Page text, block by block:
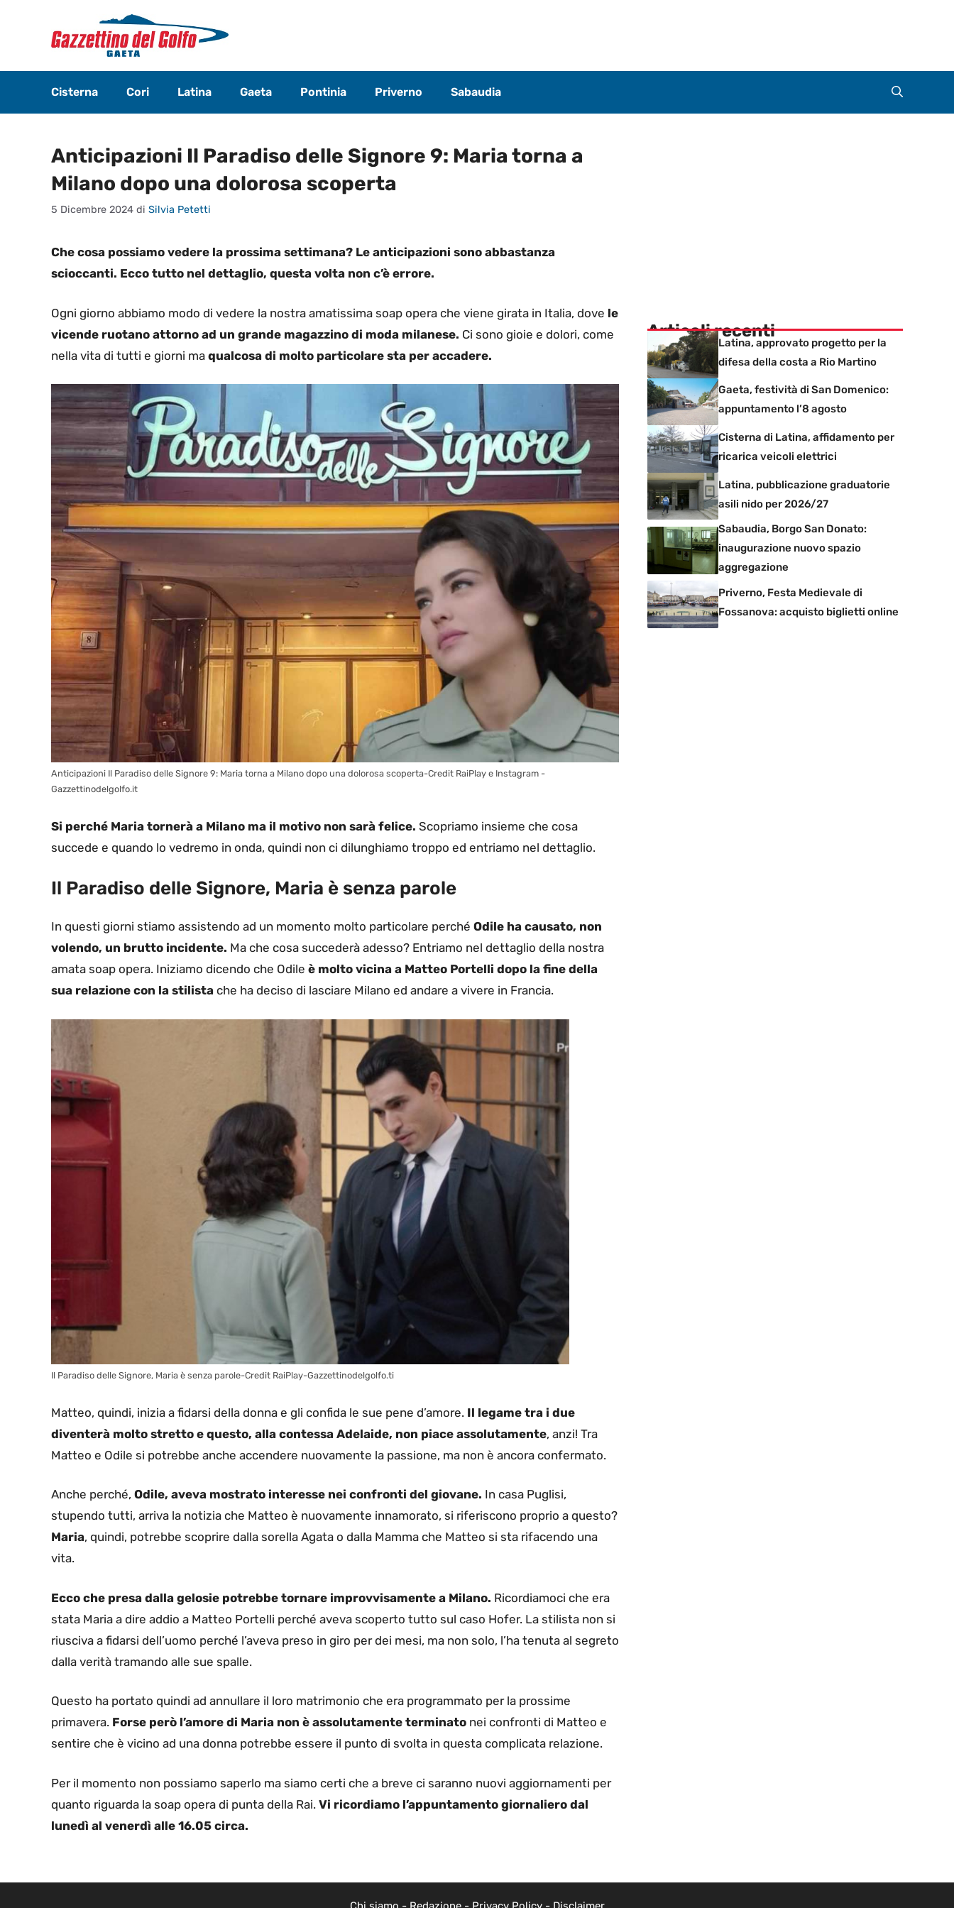
contenuto
Cisterna Cori Latina Gaeta Pontinia Priverno Sabaudia
Anticipazioni Il Paradiso delle Signore 9: Maria torna a
Milano dopo una dolorosa scoperta
5 Dicembre 2024 di Silvia Petetti
Che cosa possiamo vedere la prossima settimana? Le anticipazioni sono abbastanza
scioccanti. Ecco tutto nel dettaglio, questa volta non c’è errore.
Ogni giorno abbiamo modo di vedere la nostra amatissima soap opera che viene girata in Italia, dove le
vicende ruotano attorno ad un grande magazzino di moda milanese. Ci sono gioie e dolori, come
nella vita di tutti e giorni ma qualcosa di molto particolare sta per accadere.
Anticipazioni Il Paradiso delle Signore 9: Maria torna a Milano dopo una dolorosa scoperta-Credit RaiPlay e Instagram -
Gazzettinodelgolfo.it
Si perché Maria tornerà a Milano ma il motivo non sarà felice. Scopriamo insieme che cosa
succede e quando lo vedremo in onda, quindi non ci dilunghiamo troppo ed entriamo nel dettaglio.
Il Paradiso delle Signore, Maria è senza parole
In questi giorni stiamo assistendo ad un momento molto particolare perché Odile ha causato, non
volendo, un brutto incidente. Ma che cosa succederà adesso? Entriamo nel dettaglio della nostra
amata soap opera. Iniziamo dicendo che Odile è molto vicina a Matteo Portelli dopo la fine della
sua relazione con la stilista che ha deciso di lasciare Milano ed andare a vivere in Francia.
Il Paradiso delle Signore, Maria è senza parole-Credit RaiPlay-Gazzettinodelgolfo.ti
Matteo, quindi, inizia a fidarsi della donna e gli confida le sue pene d’amore. Il legame tra i due
diventerà molto stretto e questo, alla contessa Adelaide, non piace assolutamente, anzi! Tra
Matteo e Odile si potrebbe anche accendere nuovamente la passione, ma non è ancora confermato.
Anche perché, Odile, aveva mostrato interesse nei confronti del giovane. In casa Puglisi,
stupendo tutti, arriva la notizia che Matteo è nuovamente innamorato, si riferiscono proprio a questo?
Maria, quindi, potrebbe scoprire dalla sorella Agata o dalla Mamma che Matteo si sta rifacendo una
vita.
Ecco che presa dalla gelosie potrebbe tornare improvvisamente a Milano. Ricordiamoci che era
stata Maria a dire addio a Matteo Portelli perché aveva scoperto tutto sul caso Hofer. La stilista non si
riusciva a fidarsi dell’uomo perché l’aveva preso in giro per dei mesi, ma non solo, l’ha tenuta al segreto
dalla verità tramando alle sue spalle.
Questo ha portato quindi ad annullare il loro matrimonio che era programmato per la prossime
primavera. Forse però l’amore di Maria non è assolutamente terminato nei confronti di Matteo e
sentire che è vicino ad una donna potrebbe essere il punto di svolta in questa complicata relazione.
Per il momento non possiamo saperlo ma siamo certi che a breve ci saranno nuovi aggiornamenti per
quanto riguarda la soap opera di punta della Rai. Vi ricordiamo l’appuntamento giornaliero dal
lunedì al venerdì alle 16.05 circa.
Articoli recenti
Latina, approvato progetto per la
difesa della costa a Rio Martino
Gaeta, festività di San Domenico:
appuntamento l’8 agosto
Cisterna di Latina, affidamento per
ricarica veicoli elettrici
Latina, pubblicazione graduatorie
asili nido per 2026/27
Sabaudia, Borgo San Donato:
inaugurazione nuovo spazio
aggregazione
Priverno, Festa Medievale di
Fossanova: acquisto biglietti online